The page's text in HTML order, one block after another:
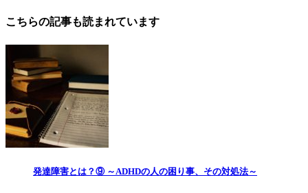
こちらの記事も読まれています
発達障害とは？⑨ ～ADHDの人の困り事、その対処法～